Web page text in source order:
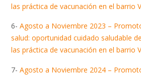
las práctica de vacunación en el barrio
6- Agosto a Noviembre 2023 –
salud: oportunidad cuidado saludable
las práctica de vacunación en el barrio
7- Agosto a Noviembre 2024 –